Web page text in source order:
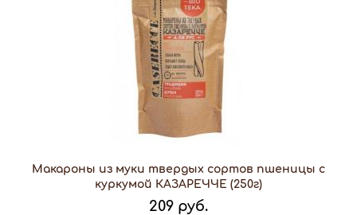
Макароны из муки твердых сортов пшеницы с
куркумой КАЗАРЕЧЧЕ (250г)
209 руб.